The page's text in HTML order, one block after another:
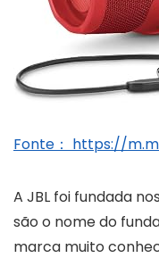
Fonte： https://
A JBL foi fundada
são o nome do
marca muito